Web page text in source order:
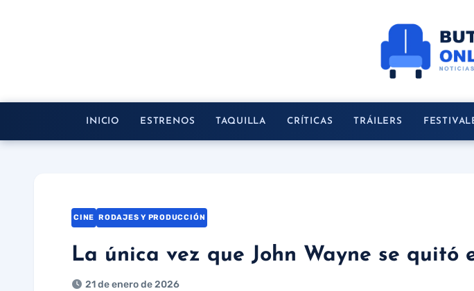
INICIO ESTRENOS TAQUILLA CRÍTICAS TRÁILERS
CINE RODAJES Y PRODUCCIÓN
La única vez que John Wayne se
21 de enero de 2026